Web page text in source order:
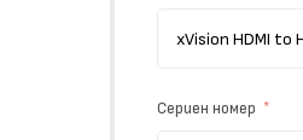
Сериен номер